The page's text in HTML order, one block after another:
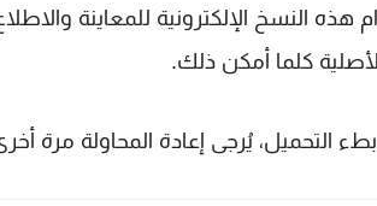
هذه النسخ الإلكترونية للمعاينة
كلما أمكن ذلك.
التحميل، يُرجى إعادة المحاولة مرة